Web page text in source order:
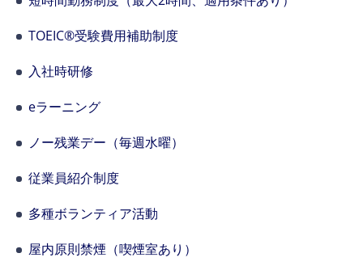
TOEIC®受験費用補助制度
入社時研修
eラーニング
ノー残業デー（毎週水曜）
従業員紹介制度
多種ボランティア活動
屋内原則禁煙（喫煙室あり）